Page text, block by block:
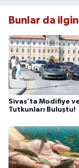
Bunlar da
Sivas’ta Modifiye
Tutkunları Buluştu!